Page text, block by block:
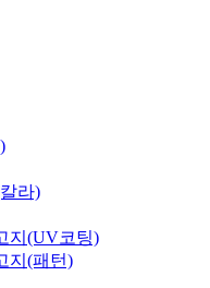
라)
지(UV코팅)
지(패턴)